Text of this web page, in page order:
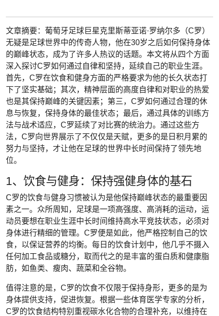
文章摘要：葡萄牙足球巨星克里斯蒂亚诺·罗纳尔多（C罗）
无疑是足球世界中的传奇人物，他在30岁之后如何保持身体
的巅峰状态，成为了许多人热议的话题。本文将从四个方面
深入探讨C罗如何通过自律和坚持，延续自己的职业生涯。
首先，C罗在饮食和健身方面的严格要求为他的长久状态打
下了坚实基础；其次，精神层面的高度自律和对职业的热爱
也是其保持巅峰的关键因素；第三，C罗如何通过合理的休
息与恢复，保持身体的最佳状态；最后，通过具体的训练方
法与战术适应，C罗延续了对比赛的统治力。通过这些方
法，C罗向世界展示了不仅仅是天赋，更多的是日积月累的
努力与坚持，才让他在足球的世界中长时间保持了领先地
位。
1、饮食与健身：保持强健身体的基石
C罗的饮食与健身习惯被认为是他保持巅峰状态的最重要因
素之一。众所周知，足球是一项高强度、高消耗的运动，运
动员要想在职业生涯中长时间维持高水平竞技状态，必须对
身体进行精细的管理。C罗便是如此，他严格控制自己的饮
食，以保证营养的均衡。每日的饮食计划中，他几乎不摄入
任何加工食品或糖分，取而代之的是丰富的蛋白质和健康脂
肪，如鱼类、瘦肉、蔬菜和全谷物。
值得注意的是，C罗的饮食不仅限于保持身形，更多的是为
身体提供支持，促进恢复。根据一些体育医学专家的分析，
C罗的饮食结构特别重视碳水化合物的合理补充，以维持在